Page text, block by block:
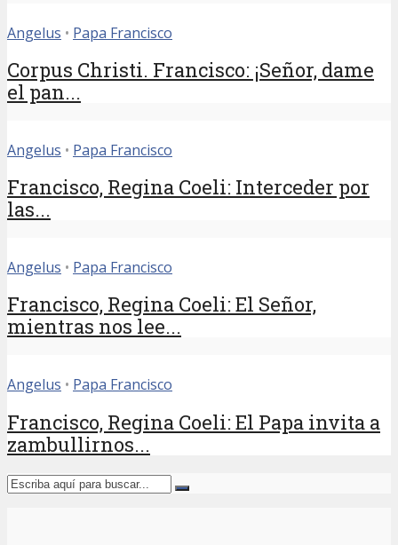
Angelus • Papa Francisco
Corpus Christi. Francisco: ¡Señor, dame
el pan...
Angelus • Papa Francisco
Francisco, Regina Coeli: Interceder por
las...
Angelus • Papa Francisco
Francisco, Regina Coeli: El Señor,
mientras nos lee...
Angelus • Papa Francisco
Francisco, Regina Coeli: El Papa invita a
zambullirnos...